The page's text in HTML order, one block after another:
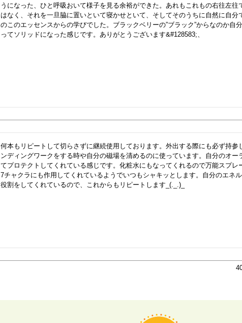
うになった、ひと呼吸おいて様子を見る余裕ができた。あれもこれもの右往左
はなく、それを一旦脇に置いといて寝かせといて、そしてそのうちに自然に自分
のこのエッセンスからの学びでした。ブラックベリーの”ブラック”からなのか自
ってソリッドになった感じです。ありがとうございます&#128583;、
何本もリピートして切らさずに継続使用しております。外出する際にも必ず持参
ンディングワークをする時や自分の磁場を清めるのに使っています。自分のオー
てプロテクトしてくれている感じです。化粧水にもなってくれるので万能スプ
7チャクラにも作用してくれているようでいつもシャキッとします。自分のエネ
役割をしてくれているので、これからもリピートします_(._.)_